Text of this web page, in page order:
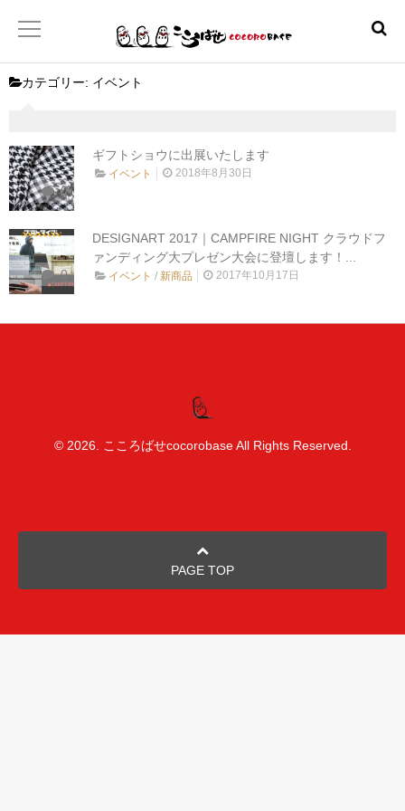
こころばせ
製品
お店
カテゴリー: イベント
0
ギフトショウに出展いたします
イベント 2018年8月30日
0
DESIGNART 2017｜CAMPFIRE NIGHT クラウドフ
ァンディング大プレゼン大会に登壇します！...
イベント / 新商品 2017年10月17日
© 2026. こころばせcocorobase All Rights Reserved.
PAGE TOP